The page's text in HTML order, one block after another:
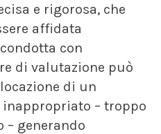
e rigorosa, che
affidata
con
di valutazione può
di un
– troppo
– generando